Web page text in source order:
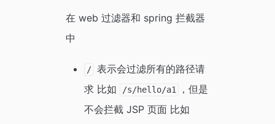
在 web 过滤器和 spring 拦截器
中
/ 表示会过滤所有的路径请
求 比如
/s/hello/a1
，但是
不会拦截 JSP 页面 比如